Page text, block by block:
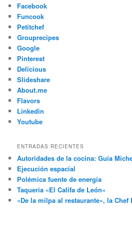
Facebook
Funcook
Petitchef
Grouprecipes
Google
Pinterest
Delicious
Slideshare
About.me
Flavors
Linkedin
Youtube
ENTRADAS RECIENTES
Autoridades de la cocina: Guía
Ejecución espacial
Polémica fuente de energía
Taquería «El Califa de León»
«De la milpa al restaurante», la